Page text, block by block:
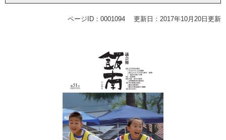
ページID：0001094 更新日：2017年10月20日更新